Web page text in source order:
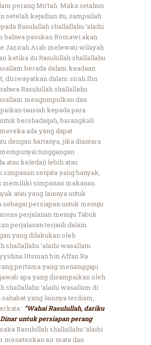
perang Mu’tah. Maka setahun
setelah kejadian itu, sampailah
Rasulullah shallallahu ‘alaihi
bahwa pasukan Romawi akan
Jazirah Arab melewati wilayah
ketika itu Rasulullah shallallahu
berada dalam keadaan
diriwayatkan dalam sirah Ibn
Rasulullah shallallahu
mengumpulkan dan
tausiah kepada para
bershadaqah, barangkali
ada yang dapat
dengan hartanya, jika diantara
tunggangan
atau keledai) lebih atau
senjata yang banyak,
memiliki simpanan makanan
atau yang lainnya untuk
sebagai persiapan untuk menuju
perjalanan menuju Tabuk
perjalanan terjauh dalam
yang dilakukan oleh
shallallahu ‘alaihi wasallam.
Utsman bin Affan Ra
pertama yang menanggapi
apa yang disampaikan oleh
shallallahu ‘alaihi wasallam di
sahabat yang lainnya terdiam,
: “Wahai Rasulullah, dariku
Dinar untuk persiapan perang
Rasulullah shallallahu ‘alaihi
meneteskan air mata dan